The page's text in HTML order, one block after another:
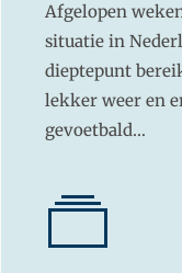
Afgelopen
situatie in
dieptepunt
lekker weer en
gevoetbald…